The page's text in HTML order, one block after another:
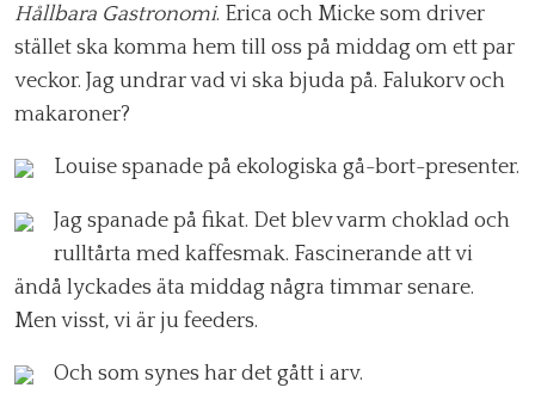
Hållbara Gastronomi. Erica och Micke som driver
stället ska komma hem till oss på middag om ett par
veckor. Jag undrar vad vi ska bjuda på. Falukorv och
makaroner?
Louise spanade på ekologiska gå-bort-presenter.
Jag spanade på fikat. Det blev varm choklad och
rulltårta med kaffesmak. Fascinerande att vi
ändå lyckades äta middag några timmar senare.
Men visst, vi är ju feeders.
Och som synes har det gått i arv.